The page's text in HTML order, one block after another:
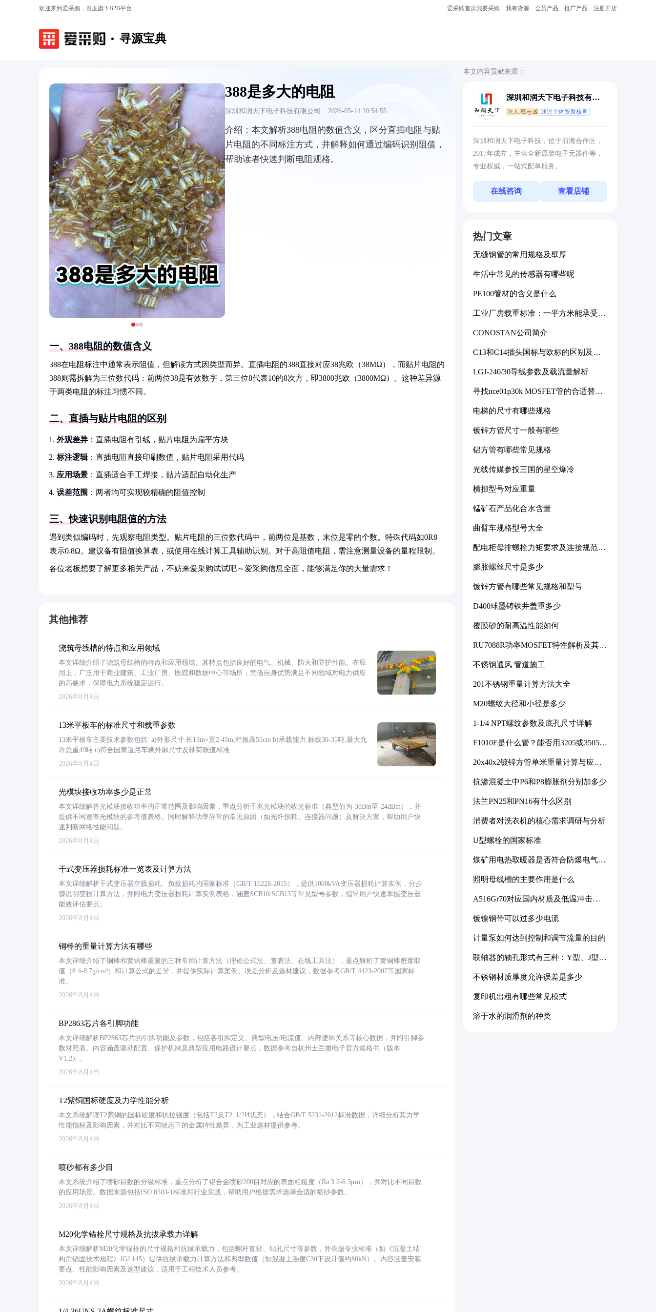
欢迎来到爱采购，百度旗下B2B平台 爱采购首页我要采购 我有货源 会员产品 推广产品 注册开店
寻源宝典
‹ ›
388是多大的电阻
深圳和润天下电子科技有限公司 · 2026-05-14 20:54:55
介绍： 本文解析388电阻的数值含义，区分直插电阻与贴
片电阻的不同标注方式，并解释如何通过编码识别阻值，
帮助读者快速判断电阻规格。
一、388电阻的数值含义
388在电阻标注中通常表示阻值，但解读方式因类型而异。直插电阻的388直接对应38兆欧（38MΩ），而贴片电阻的
388则需拆解为三位数代码：前两位38是有效数字，第三位8代表10的8次方，即3800兆欧（3800MΩ）。这种差异源
于两类电阻的标注习惯不同。
二、直插与贴片电阻的区别
外观差异 ：直插电阻有引线，贴片电阻为扁平方块
标注逻辑：直插电阻直接印刷数值，贴片电阻采用代码
应用场景 ：直插适合手工焊接，贴片适配自动化生产
误差范围 ：两者均可实现较精确的阻值控制
三、快速识别电阻值的方法
遇到类似编码时，先观察电阻类型。贴片电阻的三位数代码中，前两位是基数，末位是零的个数。特殊代码如0R8
表示0.8Ω。建议备有阻值换算表，或使用在线计算工具辅助识别。对于高阻值电阻，需注意测量设备的量程限制。
各位老板想要了解更多相关产品，不妨来爱采购试试吧～爱采购信息全面，能够满足你的大量需求！
其他推荐
浇筑母线槽的特点和应用领域
本文详细介绍了浇筑母线槽的特点和应用领域。其特点包括良好的电气、机械、防火和防护性能。在应
用上，广泛用于商业建筑、工业厂房、医院和数据中心等场所，凭借自身优势满足不同领域对电力供应
的高要求，保障电力系统稳定运行。
2026年8月4日
13米平板车的标准尺寸和载重参数
13米平板车主要技术参数包括: a)外形尺寸:长13m×宽2.45m,栏板高55cm b)承载能力:标载30-35吨,最大允
许总重49吨 c)符合国家道路车辆外廓尺寸及轴荷限值标准
2026年8月4日
光模块接收功率多少是正常
本文详细解答光模块接收功率的正常范围及影响因素，重点分析千兆光模块的收光标准（典型值为-3dBm至-24dBm），并
提供不同速率光模块的参考值表格。同时解释功率异常的常见原因（如光纤损耗、连接器问题）及解决方案，帮助用户快
速判断网络性能问题。
2026年8月4日
干式变压器损耗标准一览表及计算方法
本文详细解析干式变压器空载损耗、负载损耗的国家标准（GB/T 10228-2015），提供1000kVA变压器损耗计算实例，分步
骤说明变损计算方法，并附电力变压器损耗计算实例表格，涵盖SCB10/SCB13等常见型号参数，指导用户快速掌握变压器
能效评估要点。
2026年8月4日
铜棒的重量计算方法有哪些
本文详细介绍了铜棒和黄铜棒重量的三种常用计算方法（理论公式法、查表法、在线工具法），重点解析了黄铜棒密度取
值（8.4-8.7g/cm³）和计算公式的差异，并提供实际计算案例、误差分析及选材建议，数据参考GB/T 4423-2007等国家标
准。
2026年8月4日
BP2863芯片各引脚功能
本文详细解析BP2863芯片的引脚功能及参数，包括各引脚定义、典型电压/电流值、内部逻辑关系等核心数据，并附引脚参
数对照表。内容涵盖驱动配置、保护机制及典型应用电路设计要点，数据参考自杭州士兰微电子官方规格书（版本
V1.2）。
2026年8月4日
T2紫铜国标硬度及力学性能分析
本文系统解读T2紫铜的国标硬度和抗拉强度（包括T2及T2_1/2H状态），结合GB/T 5231-2012标准数据，详细分析其力学
性能指标及影响因素，并对比不同状态下的金属特性差异，为工业选材提供参考。
2026年8月4日
喷砂都有多少目
本文系统介绍了喷砂目数的分级标准，重点分析了铝合金喷砂200目对应的表面粗糙度（Ra 3.2-6.3μm），并对比不同目数
的应用场景。数据来源包括ISO 8503-1标准和行业实践，帮助用户根据需求选择合适的喷砂参数。
2026年8月4日
M20化学锚栓尺寸规格及抗拔承载力详解
本文详细解析M20化学锚栓的尺寸规格和抗拔承载力，包括螺杆直径、钻孔尺寸等参数，并依据专业标准（如《混凝土结
构后锚固技术规程》JGJ 145）提供抗拔承载力计算方法和典型数值（如混凝土强度C30下设计值约80kN）。内容涵盖安装
要点、性能影响因素及选型建议，适用于工程技术人员参考。
2026年8月4日
本文内容贡献来源：
深圳和润天下电子科技有限
法人:蔡志诚 通过主体资质核查
深圳和润天下电子科技，位于前海合作区，
2017年成立，主营全新原装电子元器件等，
专业权威，一站式配单服务。
在线咨询 查看店铺
热门文章
无缝钢管的常用规格及壁厚
生活中常见的传感器有哪些呢
PE100管材的含义是什么
工业厂房载重标准：一平方米能承受多
CONOSTAN公司简介
C13和C14插头国标与欧标的区别及其
LGJ-240/30导线参数及载流量解析
寻找nce01p30k MOSFET管的合适替代
电梯的尺寸有哪些规格
镀锌方管尺寸一般有哪些
铝方管有哪些常见规格
光线传媒参投三国的星空爆冷
横担型号对应重量
锰矿石产品化合水含量
曲臂车规格型号大全
配电柜母排螺栓力矩要求及连接规范详
膨胀螺丝尺寸是多少
镀锌方管有哪些常见规格和型号
D400球墨铸铁井盖重多少
覆膜砂的耐高温性能如何
RU7088R功率MOSFET特性解析及其在
不锈钢通风 管道施工
201不锈钢重量计算方法大全
M20螺纹大径和小径是多少
1-1/4 NPT螺纹参数及底孔尺寸详解
F1010E是什么管？能否用3205或3505代
20x40x2镀锌方管单米重量计算与应用
抗渗混凝土中P6和P8膨胀剂分别加多少
法兰PN25和PN16有什么区别
消费者对洗衣机的核心需求调研与分析
U型螺栓的国家标准
煤矿用电热取暖器是否符合防爆电气设
照明母线槽的主要作用是什么
A516Gr70对应国内材质及低温冲击要
镀镍钢带可以过多少电流
计量泵如何达到控制和调节流量的目的
联轴器的轴孔形式有三种：Y型、J型、
不锈钢材质厚度允许误差是多少
复印机出租有哪些常见模式
溶于水的润滑剂的种类